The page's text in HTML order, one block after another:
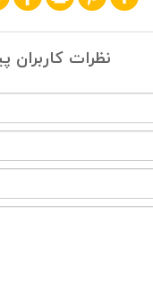
نظرات کاربران